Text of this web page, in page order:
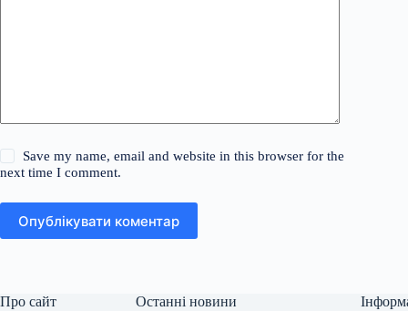
Save my name, email and website in this browser for the
next time I comment.
Опублікувати коментар
Про сайт Останні новини